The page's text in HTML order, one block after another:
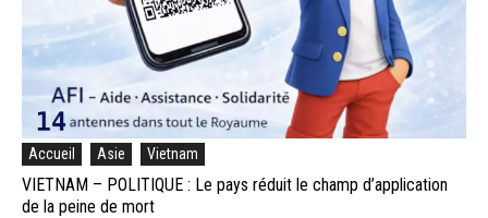
Accueil Asie Vietnam
VIETNAM – POLITIQUE : Le pays réduit le champ d’application
de la peine de mort